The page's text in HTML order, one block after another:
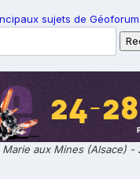
sujets de Géoforum
aux Mines (Alsace) -